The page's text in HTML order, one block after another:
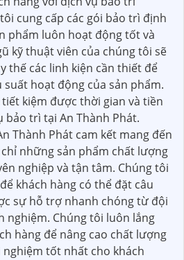
cung cấp các gói bảo trì định
phẩm luôn hoạt động tốt và
kỹ thuật viên của chúng tôi sẽ
thế các linh kiện cần thiết để
suất hoạt động của sản phẩm.
kiệm được thời gian và tiền
bảo trì tại An Thành Phát.
Thành Phát cam kết mang đến
những sản phẩm chất lượng
nghiệp và tận tâm. Chúng tôi
khách hàng có thể đặt câu
sự hỗ trợ nhanh chóng từ đội
nghiệm. Chúng tôi luôn lắng
hàng để nâng cao chất lượng
tốt nhất cho khách